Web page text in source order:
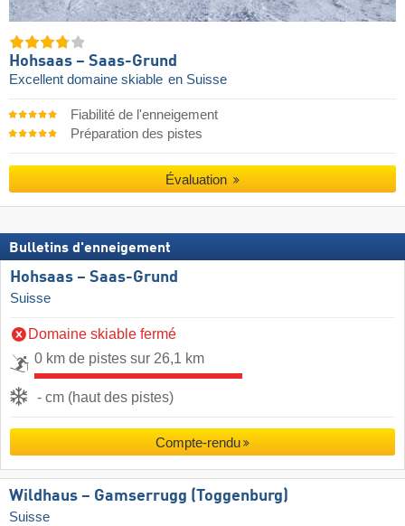
Hohsaas – Saas-Grund
Excellent domaine skiable en Suisse
Fiabilité de l'enneigement
Préparation des pistes
Évaluation
Bulletins d'enneigement
Hohsaas – Saas-Grund
Suisse
Domaine skiable fermé
0 km de pistes sur 26,1 km
- cm (haut des pistes)
Compte-rendu
Wildhaus – Gamserrugg (Toggenburg)
Suisse